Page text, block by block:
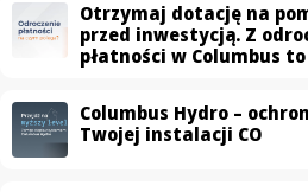
Otrzymaj dotację na
przed inwestycją. Z
płatności w Columbus
Columbus Hydro –
Twojej instalacji CO